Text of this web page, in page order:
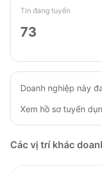
Tin đang tuyển
73
Doanh nghiệp này
Xem hồ sơ tuyển
Các vị trí khác